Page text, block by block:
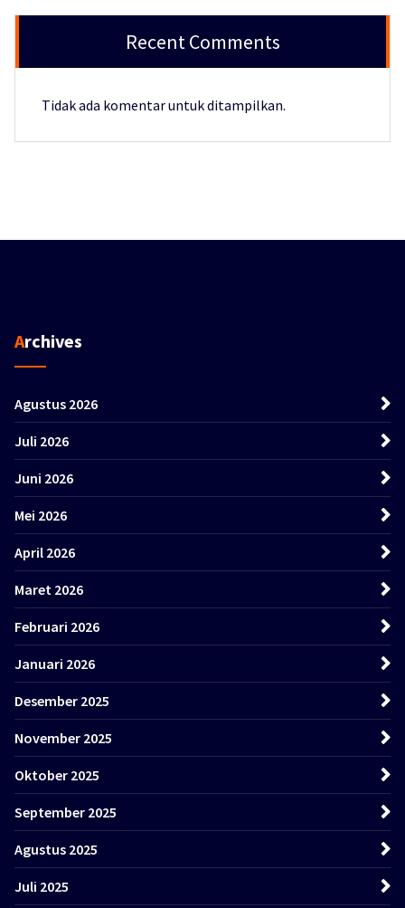
Recent Comments
Tidak ada komentar untuk ditampilkan.
Archives
Agustus 2026
Juli 2026
Juni 2026
Mei 2026
April 2026
Maret 2026
Februari 2026
Januari 2026
Desember 2025
November 2025
Oktober 2025
September 2025
Agustus 2025
Juli 2025